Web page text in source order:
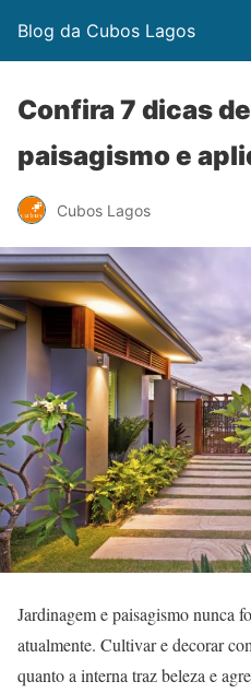
Blog da Cubos Lagos
Confira 7 dicas
paisagismo e
Cubos Lagos
Jardinagem e paisagismo nunca
atualmente. Cultivar e decorar
quanto a interna traz beleza e